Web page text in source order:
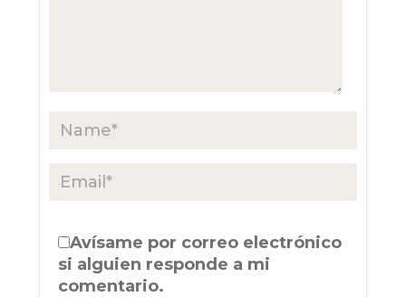
Avísame por correo electrónico
si alguien responde a mi
comentario.